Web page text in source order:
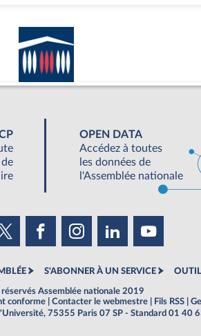
OPEN DATA
Accédez à toutes
les données de
l'Assemblée nationale
S'ABONNER À UN SERVICE
Assemblée nationale 2019
conforme Contacter le webmestre Fils RSS
75355 Paris 07 SP - Standard 01 40